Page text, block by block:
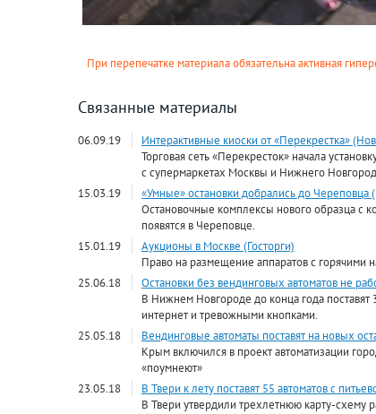
При перепечатке материала обязательна активная
Связанные материалы
06.09.19
Интерактивные киоски от «Перекрестка»
Торговая сеть «Перекресток» начала
с супермаркетах Москвы и Нижнего
15.03.19
«Умные» остановки добрались до Череповца
Остановочные комплексы нового образца с
появятся в Череповце.
15.01.19
Аукционы в Москве (Госторги)
Право на размещение аппаратов с горячими
25.06.18
Остановки без вендинговых автоматов не
В Нижнем Новгороде до конца года
интернет и тревожными кнопками.
25.05.18
Вендинговые автоматы поставят на новых
Крым включился в проект автоматизации
«поумнеют»
23.05.18
В Твери к лету поставят 55 автоматов с
В Твери утвердили трехлетнюю карту-схему